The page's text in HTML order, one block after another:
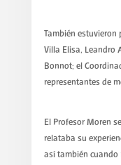
También estuvieron
Villa Elisa, Leandro
Bonnot; el
representantes de
El Profesor Moren
relataba su
así también cuando